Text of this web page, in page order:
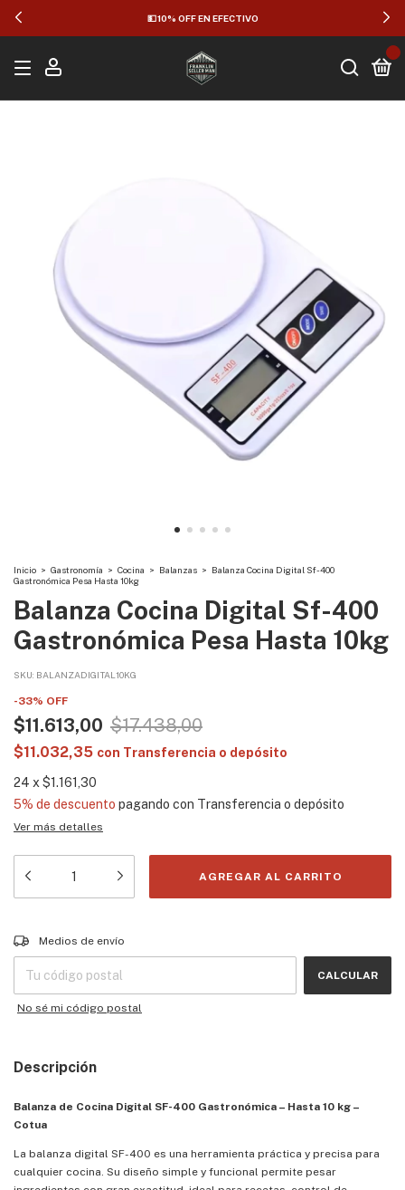
💵 10% OFF EN EFECTIVO
Inicio > Gastronomía > Cocina > Balanzas > Balanza Cocina Digital Sf-400
Gastronómica Pesa Hasta 10kg
Balanza Cocina Digital Sf-400
Gastronómica Pesa Hasta 10kg
SKU: BALANZADIGITAL10KG
-33% OFF
$11.613,00 $17.438,00
$11.032,35 con Transferencia o depósito
24 x $1.161,30
5% de descuento pagando con Transferencia o depósito
Ver más detalles
Entregas para el CP:
Medios de envío
CALCULAR
No sé mi código postal
Descripción
Balanza de Cocina Digital SF-400 Gastronómica – Hasta 10 kg –
Cotua
La balanza digital SF-400 es una herramienta práctica y precisa para
cualquier cocina. Su diseño simple y funcional permite pesar